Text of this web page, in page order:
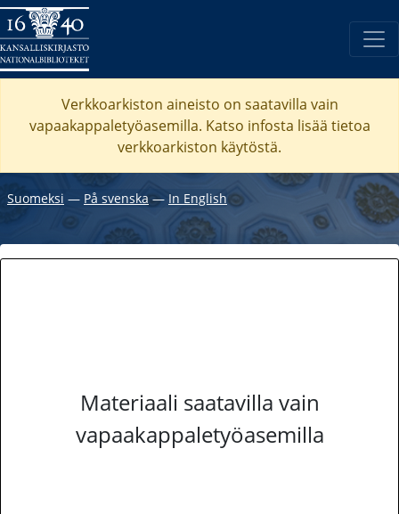
Verkkoarkiston aineisto on saatavilla vain
vapaakappaletyöasemilla. Katso infosta lisää tietoa
verkkoarkiston käytöstä.
Suomeksi ― På svenska― In English
Materiaali saatavilla vain
vapaakappaletyöasemilla